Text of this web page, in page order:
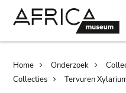
Home Onderzoek
Collecties
Tervuren